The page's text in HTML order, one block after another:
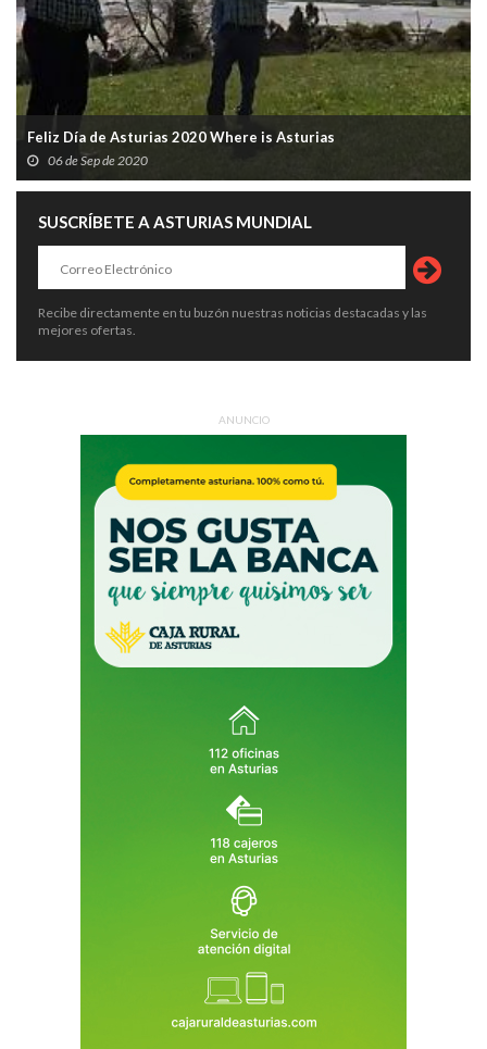
Feliz Día de Asturias 2020 Where is Asturias
06 de Sep de 2020
SUSCRÍBETE A ASTURIAS MUNDIAL
Recibe directamente en tu buzón nuestras noticias destacadas y las
mejores ofertas.
ANUNCIO